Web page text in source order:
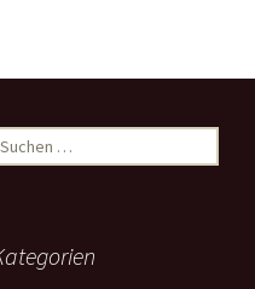
Suchen